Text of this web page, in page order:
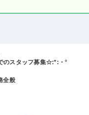
のスタッフ募集☆:*:・°
全般